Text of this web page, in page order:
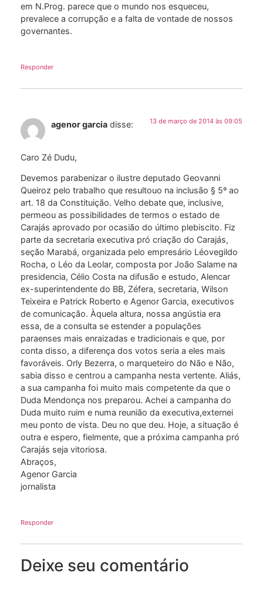
em N.Prog. parece que o mundo nos esqueceu,
prevalece a corrupção e a falta de vontade de nossos
governantes.
Responder
agenor garcia disse: 13 de março de 2014 às 09:05
Caro Zé Dudu,
Devemos parabenizar o ilustre deputado Geovanni
Queiroz pelo trabalho que resultouo na inclusão § 5º ao
art. 18 da Constituição. Velho debate que, inclusive,
permeou as possibilidades de termos o estado de
Carajás aprovado por ocasião do último plebiscito. Fiz
parte da secretaria executiva pró criação do Carajás,
seção Marabá, organizada pelo empresário Léovegildo
Rocha, o Léo da Leolar, composta por João Salame na
presidencia, Célio Costa na difusão e estudo, Alencar
ex-superintendente do BB, Zéfera, secretaria, Wilson
Teixeira e Patrick Roberto e Agenor Garcia, executivos
de comunicação. Àquela altura, nossa angústia era
essa, de a consulta se estender a populações
paraenses mais enraizadas e tradicionais e que, por
conta disso, a diferença dos votos seria a eles mais
favoráveis. Orly Bezerra, o marqueteiro do Não e Não,
sabia disso e centrou a campanha nesta vertente. Aliás,
a sua campanha foi muito mais competente da que o
Duda Mendonça nos preparou. Achei a campanha do
Duda muito ruim e numa reunião da executiva,externei
meu ponto de vista. Deu no que deu. Hoje, a situação é
outra e espero, fielmente, que a próxima campanha pró
Carajás seja vitoriosa.
Abraços,
Agenor Garcia
jornalista
Responder
Deixe seu comentário